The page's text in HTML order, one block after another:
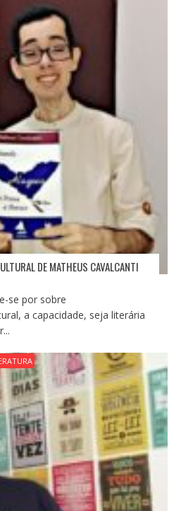
DE MATHEUS CAVALCANTI
se por sobre
a capacidade, seja literária